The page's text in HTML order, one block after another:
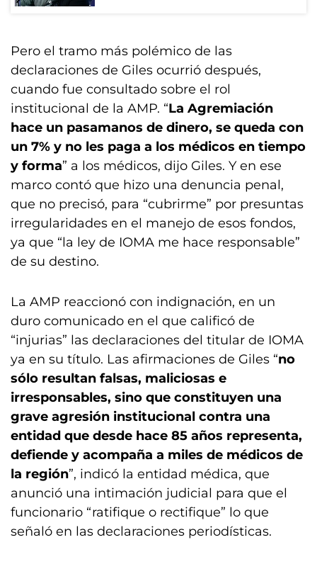
Pero el tramo más polémico de las
declaraciones de Giles ocurrió después,
cuando fue consultado sobre el rol
institucional de la AMP. “La Agremiación
hace un pasamanos de dinero, se queda con
un 7% y no les paga a los médicos en tiempo
y forma” a los médicos, dijo Giles. Y en ese
marco contó que hizo una denuncia penal,
que no precisó, para “cubrirme” por presuntas
irregularidades en el manejo de esos fondos,
ya que “la ley de IOMA me hace responsable”
de su destino.
La AMP reaccionó con indignación, en un
duro comunicado en el que calificó de
“injurias” las declaraciones del titular de IOMA
ya en su título. Las afirmaciones de Giles “no
sólo resultan falsas, maliciosas e
irresponsables, sino que constituyen una
grave agresión institucional contra una
entidad que desde hace 85 años representa,
defiende y acompaña a miles de médicos de
la región”, indicó la entidad médica, que
anunció una intimación judicial para que el
funcionario “ratifique o rectifique” lo que
señaló en las declaraciones periodísticas.